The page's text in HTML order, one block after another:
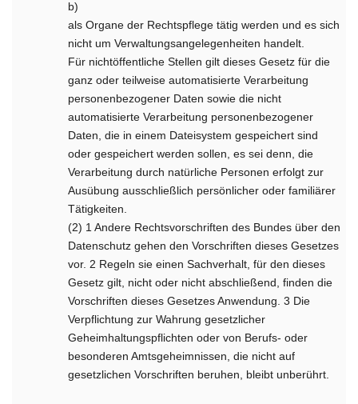
b)
als Organe der Rechtspflege tätig werden und es sich
nicht um Verwaltungsangelegenheiten handelt.
Für nichtöffentliche Stellen gilt dieses Gesetz für die
ganz oder teilweise automatisierte Verarbeitung
personenbezogener Daten sowie die nicht
automatisierte Verarbeitung personenbezogener
Daten, die in einem Dateisystem gespeichert sind
oder gespeichert werden sollen, es sei denn, die
Verarbeitung durch natürliche Personen erfolgt zur
Ausübung ausschließlich persönlicher oder familiärer
Tätigkeiten.
(2) 1 Andere Rechtsvorschriften des Bundes über den
Datenschutz gehen den Vorschriften dieses Gesetzes
vor. 2 Regeln sie einen Sachverhalt, für den dieses
Gesetz gilt, nicht oder nicht abschließend, finden die
Vorschriften dieses Gesetzes Anwendung. 3 Die
Verpflichtung zur Wahrung gesetzlicher
Geheimhaltungspflichten oder von Berufs- oder
besonderen Amtsgeheimnissen, die nicht auf
gesetzlichen Vorschriften beruhen, bleibt unberührt.